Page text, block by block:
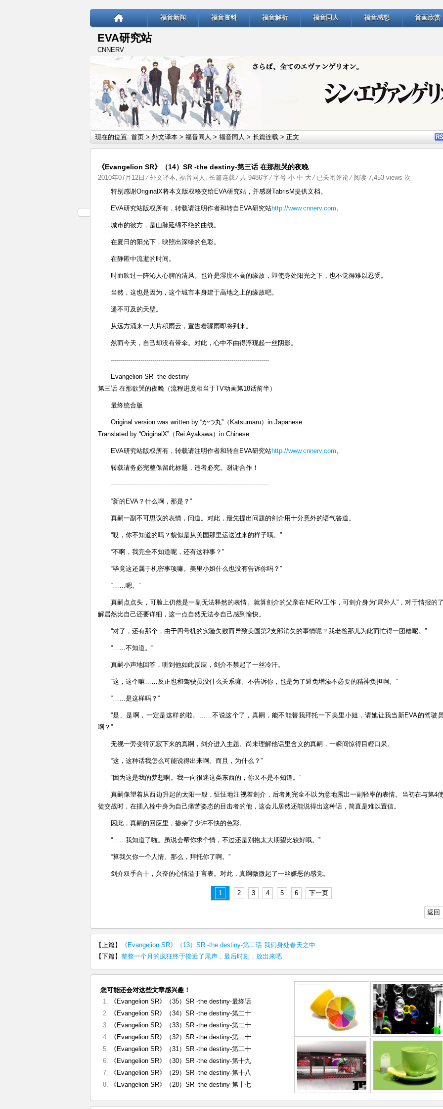
福音新闻 福音资料 福音解析 福音同人 福音感想 音画欣赏
EVA研究站
CNNERV
现在的位置: 首页 > 外文译本 > 福音同人 > 福音同人 > 长篇连载 > 正文
《Evangelion SR》（14）SR -the destiny-第三话 在那想哭的夜晚
2010年07月12日 ⁄外文译本, 福音同人 , 长篇连载⁄ 共 9486字 ⁄ 字号 小 中 大 ⁄ 《Evangelion
SR》
SR
话
已关闭评论⁄ 阅读 7,453 views 次
特别感谢OriginalX将本文版权移交给EVA研究站，并感谢TabrisM提供文档。
EVA研究站版权所有，转载请注明作者和转自EVA研究站http://www.cnnerv.com。
城市的彼方，是山脉延绵不绝的曲线。
在夏日的阳光下，映照出深绿的色彩。
在静匿中流逝的时间。
时而吹过一阵沁人心脾的清风。也许是湿度不高的缘故，即使身处阳光之下，也不觉得难以忍受。
当然，这也是因为，这个城市本身建于高地之上的缘故吧。
遥不可及的天壁。
从远方涌来一大片积雨云，宣告着骤雨即将到来。
然而今天，自己却没有带伞。对此，心中不由得浮现起一丝阴影。
--------------------------------------------------------------------------------
Evangelion SR -the destiny-
第三话 在那欲哭的夜晚（流程进度相当于TV动画第18话前半）
最终统合版
Original version was written by “かつ丸”（Katsumaru）in Japanese
Translated by “OriginalX”（Rei Ayakawa）in Chinese
EVA研究站版权所有，转载请注明作者和转自EVA研究站http://www.cnnerv.com。
转载请务必完整保留此标题，违者必究。谢谢合作！
--------------------------------------------------------------------------------
“新的EVA？什么啊，那是？”
真嗣一副不可思议的表情，问道。对此，最先提出问题的剑介用十分意外的语气答道。
“哎，你不知道的吗？貌似是从美国那里运送过来的样子哦。”
“不啊，我完全不知道呢，还有这种事？”
“毕竟这还属于机密事项嘛。美里小姐什么也没有告诉你吗？”
“……嗯。”
真嗣点点头，可脸上仍然是一副无法释然的表情。就算剑介的父亲在NERV工作，可剑介身为“局外人”，对于情报的
解居然比自己还要详细，这一点自然无法令自己感到愉快。
“对了，还有那个，由于四号机的实验失败而导致美国第2支部消失的事情呢？我老爸那儿为此而忙得一团糟呢。”
“……不知道。”
真嗣小声地回答，听到他如此反应，剑介不禁起了一丝冷汗。
“这，这个嘛……反正也和驾驶员没什么关系嘛。不告诉你，也是为了避免增添不必要的精神负担啊。”
“……是这样吗？”
“是、是啊，一定是这样的啦。……不说这个了，真嗣，能不能替我拜托一下美里小姐，请她让我当新EVA的驾驶
啊？”
无视一旁变得沉寂下来的真嗣，剑介进入主题。尚未理解他话里含义的真嗣，一瞬间惊得目瞪口呆。
“这，这种话我怎么可能说得出来啊。而且，为什么？”
“因为这是我的梦想啊。我一向很迷这类东西的，你又不是不知道。”
真嗣像望着从西边升起的太阳一般，怔怔地注视着剑介，后者则完全不以为意地露出一副轻率的表情。当初在与第4
徒交战时，在插入栓中身为自己痛苦姿态的目击者的他，这会儿居然还能说得出这种话，简直是难以置信。
因此，真嗣的回应里，掺杂了少许不快的色彩。
“……我知道了啦。虽说会帮你求个情，不过还是别抱太大期望比较好哦。”
“算我欠你一个人情。那么，拜托你了啊。”
剑介双手合十，兴奋的心情溢于言表。对此，真嗣微微起了一丝嫌恶的感觉。
1 2 3 4 5 6 下一页
返回
【上篇】
《Evangelion SR》（13）SR -the destiny-第二话 我们身处春天之中
【下篇】 整整一个月的疯狂终于接近了尾声，最后时刻，放出来吧
您可能还会对这些文章感兴趣！
《Evangelion SR》（35）SR -the destiny-最终话
《Evangelion SR》（34）SR -the destiny-第二十
《Evangelion SR》（33）SR -the destiny-第二十
《Evangelion SR》（32）SR -the destiny-第二十
《Evangelion SR》（31）SR -the destiny-第二十
《Evangelion SR》（30）SR -the destiny-第十九
《Evangelion SR》（29）SR -the destiny-第十八
《Evangelion SR》（28）SR -the destiny-第十七